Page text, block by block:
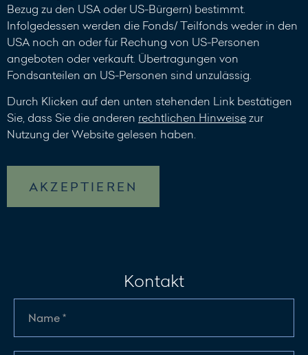
Bezug zu den USA oder US-Bürgern) bestimmt.
Infolgedessen werden die Fonds/ Teilfonds weder in den
USA noch an oder für Rechung von US-Personen
angeboten oder verkauft. Übertragungen von
Fondsanteilen an US-Personen sind unzulässig.
Durch Klicken auf den unten stehenden Link bestätigen
Sie, dass Sie die anderen rechtlichen Hinweisezur
Nutzung der Website gelesen haben.
AKZEPTIEREN
Kontakt